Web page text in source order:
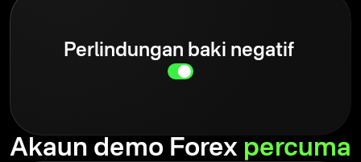
Perlindungan baki negatif
Akaun demo Forex percuma